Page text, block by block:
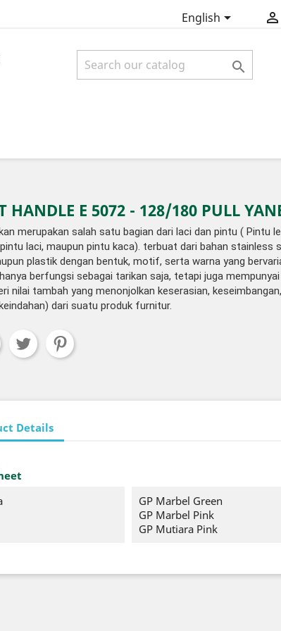
English 

HANDLE E 5072 - 128/180 PULL
merupakan salah satu bagian dari laci dan pintu ( Pintu
laci, maupun pintu kaca). terbuat dari bahan stainless
plastik dengan bentuk, motif, serta warna yang
berfungsi sebagai tarikan saja, tetapi juga
nilai tambah yang menonjolkan keserasian,
dari suatu produk furnitur.
Details
GP Marbel Green
GP Marbel Pink
GP Mutiara Pink